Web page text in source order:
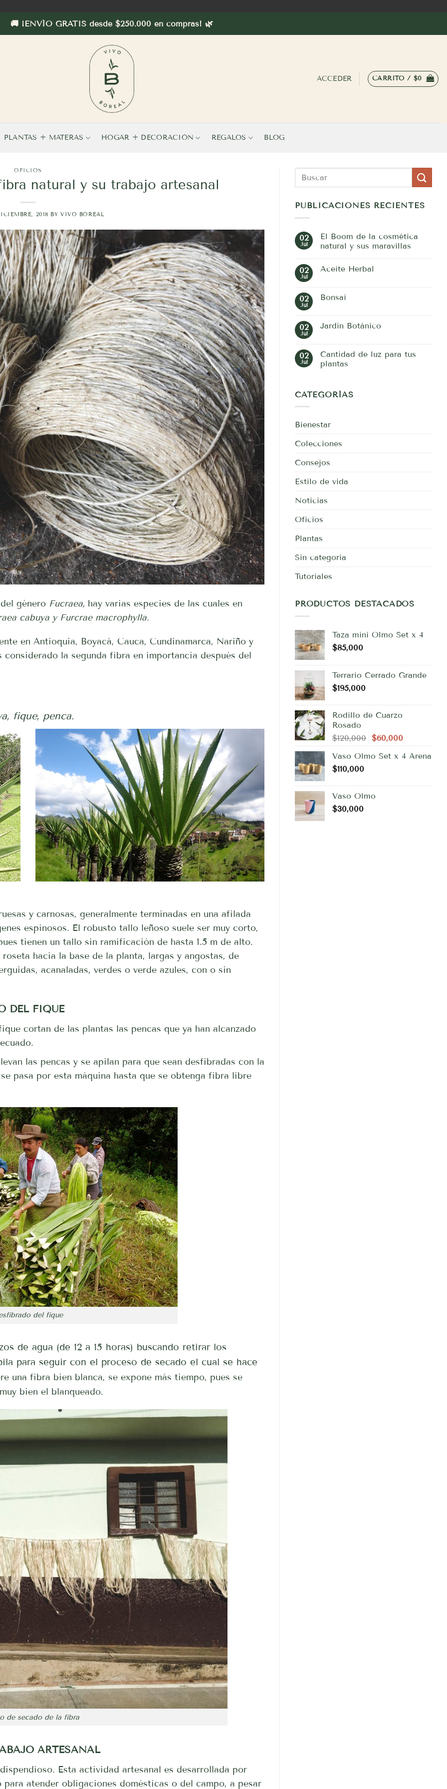
🚚 ¡ENVÍO GRATIS desde $250.000 en compras! 🌿
ACCEDER CARRITO / $0
PLANTAS + MATERAS HOGAR + DECORACIÓN REGALOS BLOG
OFICIOS
natural y su trabajo artesanal
2018 BYVIVO BOREAL
género Fucraea, hay varias especies de las cuales en
cabuya y Furcrae macrophylla.
en Antioquia, Boyacá, Cauca, Cundinamarca, Nariño y
la segunda fibra en importancia después del
fique, penca.
y carnosas, generalmente terminadas en una afilada
espinosos. El robusto tallo leñoso suele ser muy corto,
tienen un tallo sin ramificación de hasta 1.5 m de alto.
hacia la base de la planta, largas y angostas, de
acanaladas, verdes o verde azules, con o sin
DEL FIQUE
cortan de las plantas las pencas que ya han alcanzado
las pencas y se apilan para que sean desfibradas con la
pasa por esta máquina hasta que se obtenga fibra libre
del fique
de agua (de 12 a 15 horas) buscando retirar los
para seguir con el proceso de secado el cual se hace
una fibra bien blanca, se expone más tiempo, pues se
bien el blanqueado.
de secado de la fibra
ARTESANAL
Esta actividad artesanal es desarrollada por
atender obligaciones domésticas o del campo, a pesar
PUBLICACIONES RECIENTES
02
Jul
El Boom de la cosmética
natural y sus maravillas
comentarios
de
la
sus
02
Jul
Aceite Herbal
en
02
Jul
Bonsai
en
02
Jul
Jardín Botánico
en
Jardín
Botánico
02
Jul
Cantidad de luz para tus
plantas
en
Cantidad
tus
CATEGORÍAS
Bienestar
Colecciones
Consejos
Estilo de vida
Noticias
Oficios
Plantas
Sin categoría
Tutoriales
PRODUCTOS DESTACADOS
Taza mini Olmo Set x 4
$85,000
Terrario Cerrado Grande
$195,000
Rodillo de Cuarzo
Rosado
$120,000 El
original
$60,000El
actual
Vaso Olmo Set x 4 Arena
$110,000
Vaso Olmo
$30,000